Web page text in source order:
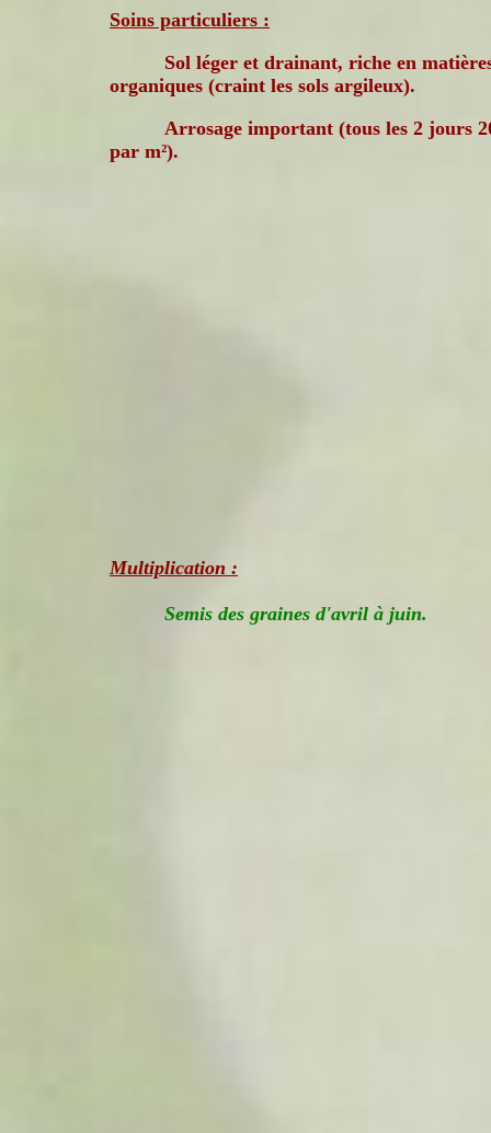
Soins particuliers :
Sol léger et drainant, riche en
organiques (craint les sols argileux).
Arrosage important (tous les 2 jours
par m²).
Multiplication :
Semis des graines d'avril à juin.